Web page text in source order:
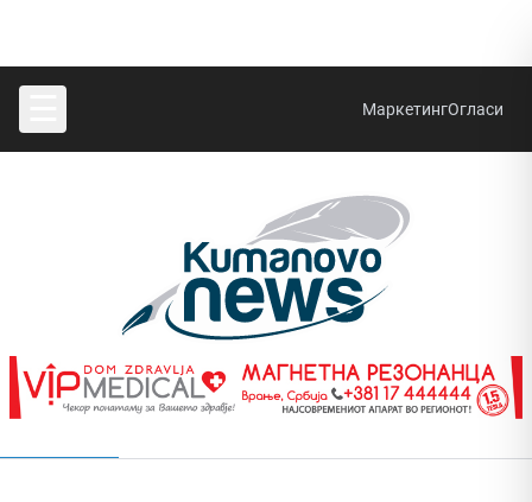
МаркетингОгласи